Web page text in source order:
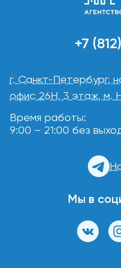
+7
г. Санкт-Петербург,
офис 26Н, 3 этаж, м.
Время работы:
9:00 – 21:00 без
Мы в